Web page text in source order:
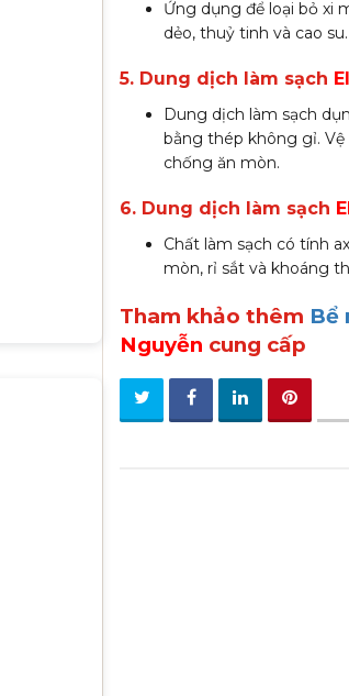
Ứng dụng để loại bỏ xi
dẻo, thuỷ tinh và cao
5. Dung dịch làm sạch
Dung dịch làm sạch
bằng thép không gỉ. Vệ
chống ăn mòn.
6. Dung dịch làm sạch
Chất làm sạch có tính
mòn, rỉ sắt và khoáng
Tham khảo thêm Bể
Nguyễn cung cấp